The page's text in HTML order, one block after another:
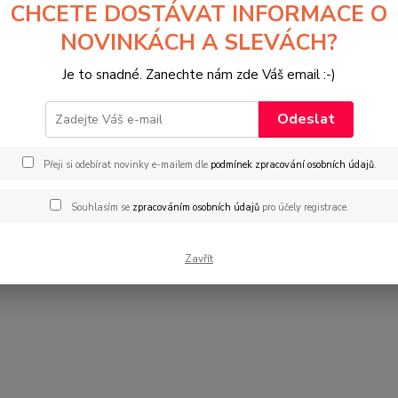
pohádky byly uveřejněny v Českém rozhlase v rámci
pro děti psal také avantgardní hry a kabarety pro
Vystupoval také s písničkáři, například s Karlem Krylem.
CHCETE DOSTÁVAT INFORMACE O
NOVINKÁCH A SLEVÁCH?
Je to snadné. Zanechte nám zde Váš email :-)
Odeslat
Přeji si odebírat novinky e-mailem dle podmínek zpracování osobních údajů.
Souhlasím se zpracováním osobních údajůpro účely registrace.
Zavřít